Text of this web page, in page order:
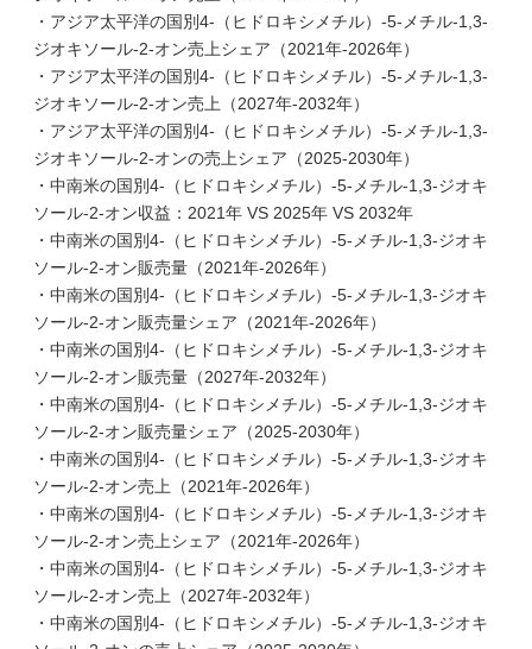
・アジア太平洋の国別4-（ヒドロキシメチル）-5-メチル-1,3-
ジオキソール-2-オン売上シェア（2021年-2026年）
・アジア太平洋の国別4-（ヒドロキシメチル）-5-メチル-1,3-
ジオキソール-2-オン売上（2027年-2032年）
・アジア太平洋の国別4-（ヒドロキシメチル）-5-メチル-1,3-
ジオキソール-2-オンの売上シェア（2025-2030年）
・中南米の国別4-（ヒドロキシメチル）-5-メチル-1,3-ジオキ
ソール-2-オン収益：2021年 VS 2025年 VS 2032年
・中南米の国別4-（ヒドロキシメチル）-5-メチル-1,3-ジオキ
ソール-2-オン販売量（2021年-2026年）
・中南米の国別4-（ヒドロキシメチル）-5-メチル-1,3-ジオキ
ソール-2-オン販売量シェア（2021年-2026年）
・中南米の国別4-（ヒドロキシメチル）-5-メチル-1,3-ジオキ
ソール-2-オン販売量（2027年-2032年）
・中南米の国別4-（ヒドロキシメチル）-5-メチル-1,3-ジオキ
ソール-2-オン販売量シェア（2025-2030年）
・中南米の国別4-（ヒドロキシメチル）-5-メチル-1,3-ジオキ
ソール-2-オン売上（2021年-2026年）
・中南米の国別4-（ヒドロキシメチル）-5-メチル-1,3-ジオキ
ソール-2-オン売上シェア（2021年-2026年）
・中南米の国別4-（ヒドロキシメチル）-5-メチル-1,3-ジオキ
ソール-2-オン売上（2027年-2032年）
・中南米の国別4-（ヒドロキシメチル）-5-メチル-1,3-ジオキ